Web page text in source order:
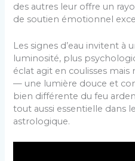
des autres leur offre un
de soutien émotionnel
Les signes d’eau invitent à
luminosité, plus
éclat agit en coulisses mais
— une lumière douce et
bien différente du feu
tout aussi essentielle dans
astrologique.